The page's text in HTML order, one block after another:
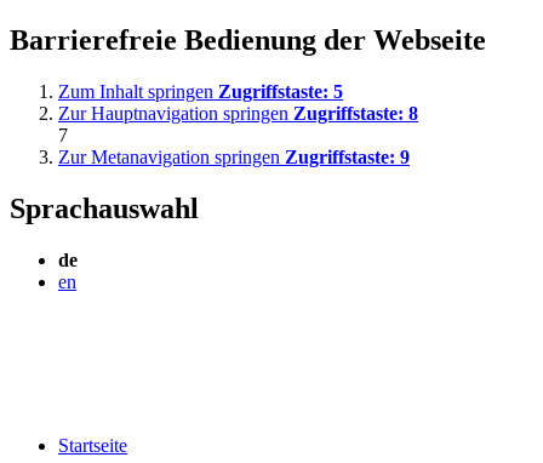
Barrierefreie Bedienung der Webseite
Zum Inhalt springen Zugriffstaste: 5
Zur Hauptnavigation springen Zugriffstaste: 8
7
Zur Metanavigation springen Zugriffstaste: 9
Sprachauswahl
de
en
Startseite